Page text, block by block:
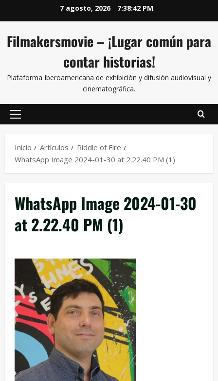
7 agosto, 2026 7:38:42 PM
Filmakersmovie – ¡Lugar común para
contar historias!
Plataforma Iberoamericana de exhibición y difusión audiovisual y
cinematográfica.
Inicio Artículos
Riddle of Fire
WhatsApp Image 2024-01-30 at 2.22.40 PM (1)
WhatsApp Image 2024-01-30
at 2.22.40 PM (1)